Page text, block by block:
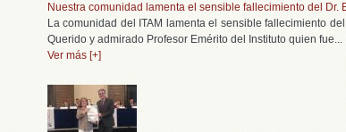
Nuestra comunidad lamenta el sensible fallecimiento del Dr.
La comunidad del ITAM lamenta el sensible fallecimiento
Querido y admirado Profesor Emérito del Instituto quien fue...
Ver más [+]